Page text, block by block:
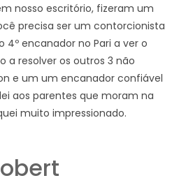
nosso escritório, fizeram um
precisa ser um contorcionista
4º encanador no Pari a ver o
a resolver os outros 3 não
e um um encanador confiável
aos parentes que moram na
muito impressionado.